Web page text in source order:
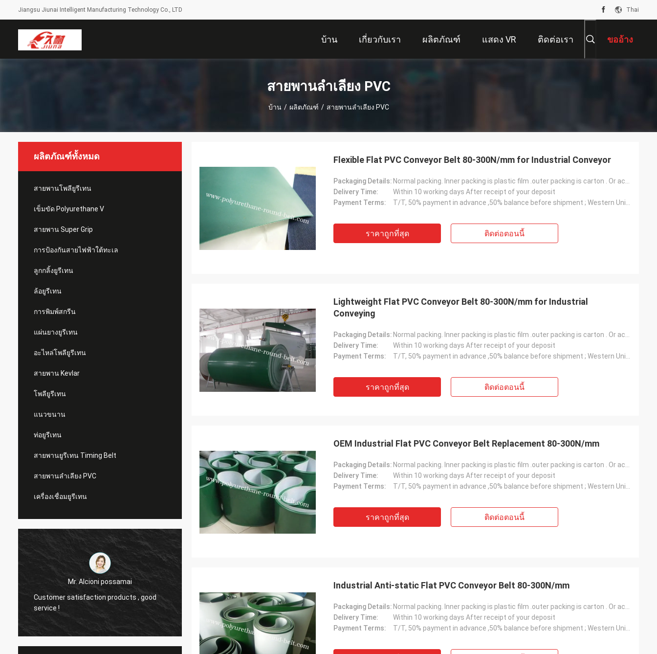
Jiangsu Jiunai Intelligent Manufacturing Technology Co., LTD Thai
บ้าน เกี่ยวกับเรา ผลิตภัณฑ์ แสดง VR ติดต่อเรา ขออ้าง
สายพานลำเลียง PVC
บ้าน / ผลิตภัณฑ์ / สายพานลำเลียง PVC
ผลิตภัณฑ์ทั้งหมด
สายพานโพลียูรีเทน
เข็มขัด Polyurethane V
สายพาน Super Grip
การป้องกันสายไฟฟ้าใต้ทะเล
ลูกกลิ้งยูรีเทน
ล้อยูรีเทน
การพิมพ์สกรีน
แผ่นยางยูรีเทน
อะไหล่โพลียูรีเทน
สายพาน Kevlar
โพลียูรีเทน
แนวขนาน
ท่อยูรีเทน
สายพานยูรีเทน Timing Belt
สายพานลำเลียง PVC
เครื่องเชื่อมยูรีเทน
Mr. Alcioni possamai
Customer satisfaction products , good
service !
we are very impressed with the quality of
the belts you produced.
Mr. jone
markets.
service !
Flexible Flat PVC Conveyor Belt 80-300N/mm for Industrial Conveyor
Packaging Details:
Delivery Time:
Within 10 working days After receipt of your deposit
Payment Terms:
ราคาถูกที่สุด ติดต่อตอนนี้
Lightweight Flat PVC Conveyor Belt 80-300N/mm for Industrial
Conveying
Packaging Details:
Delivery Time:
Within 10 working days After receipt of your deposit
Payment Terms:
ราคาถูกที่สุด ติดต่อตอนนี้
OEM Industrial Flat PVC Conveyor Belt Replacement 80-300N/mm
Packaging Details:
Delivery Time:
Within 10 working days After receipt of your deposit
Payment Terms:
ราคาถูกที่สุด ติดต่อตอนนี้
Industrial Anti-static Flat PVC Conveyor Belt 80-300N/mm
Packaging Details:
Delivery Time:
Within 10 working days After receipt of your deposit
Payment Terms: